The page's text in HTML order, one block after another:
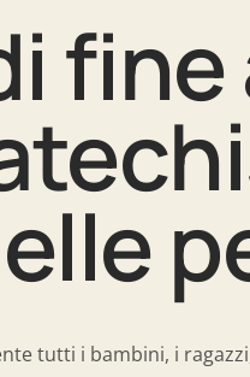
tutti i bambini, i